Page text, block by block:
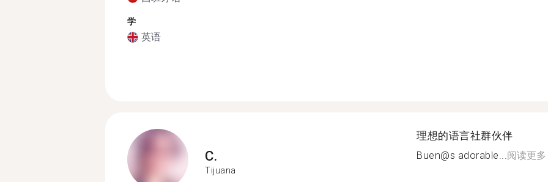
学
英语
C.
Tijuana
理想的语言社群伙伴
Buen@s adorable...阅读更多